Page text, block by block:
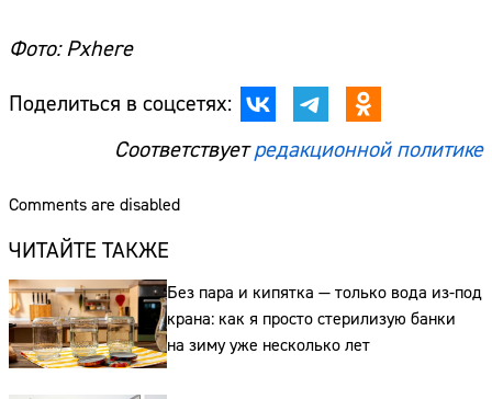
Фото: Pxhere
Поделиться в соцсетях:
Соответствуетредакционной политике
Comments are disabled
ЧИТАЙТЕ ТАКЖЕ
Без пара и кипятка — только вода из-под
крана: как я просто стерилизую банки
на зиму уже несколько лет